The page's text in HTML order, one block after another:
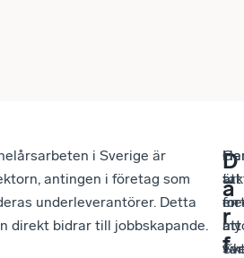
i Sverige är
antingen i företag som
underleverantörer. Detta
direkt bidrar till jobbskapande.
att
att
D
ä
r
f
är
en
I
att